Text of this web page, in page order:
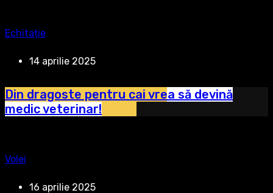
Echitație
14 aprilie 2025
Din dragoste pentru cai vrea să devină
medic veterinar!
Volei
16 aprilie 2025